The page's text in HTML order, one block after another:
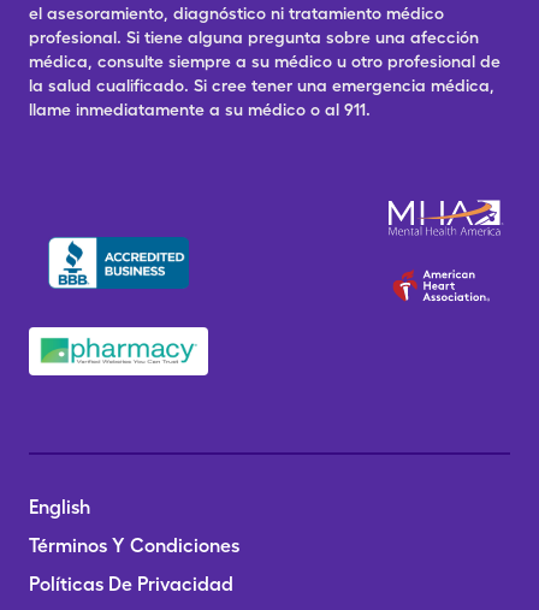
el asesoramiento, diagnóstico ni tratamiento médico
profesional. Si tiene alguna pregunta sobre una afección
médica, consulte siempre a su médico u otro profesional de
la salud cualificado. Si cree tener una emergencia médica,
llame inmediatamente a su médico o al 911.
English
Términos Y Condiciones
Políticas De Privacidad